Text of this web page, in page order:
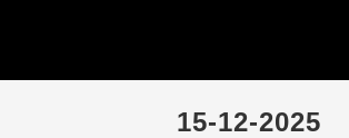
15-12-2025